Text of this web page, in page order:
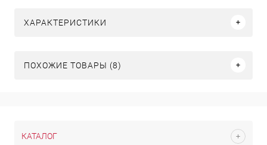
ХАРАКТЕРИСТИКИ
ПОХОЖИЕ ТОВАРЫ (8)
КАТАЛОГ